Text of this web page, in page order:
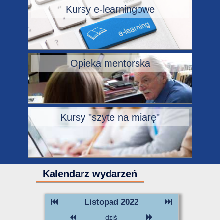
Kursy e-learningowe
Opieka mentorska
Kursy "szyte na miarę"
Kalendarz wydarzeń
Listopad 2022
dziś